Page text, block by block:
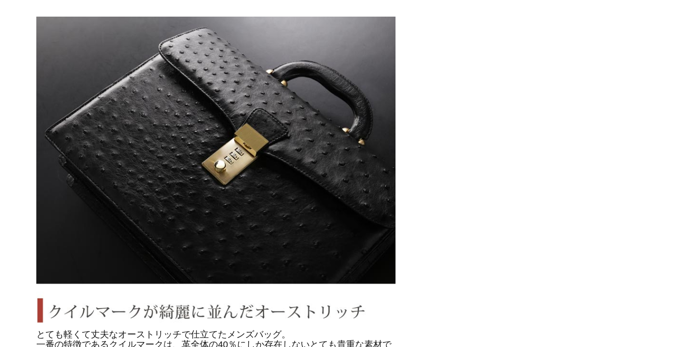
とても軽くて丈夫なオーストリッチで仕立てたメンズバッグ。
一番の特徴であるクイルマークは、革全体の40％にしか存在しないとても貴重な素材で